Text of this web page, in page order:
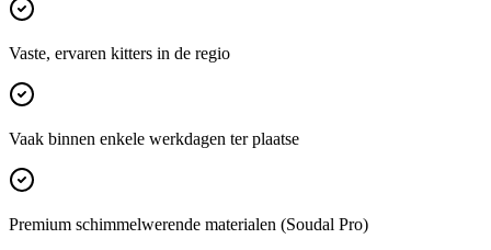
Vaste, ervaren kitters in de regio
Vaak binnen enkele werkdagen ter plaatse
Premium schimmelwerende materialen (Soudal Pro)